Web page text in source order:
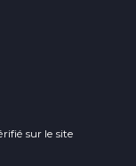
sur le site